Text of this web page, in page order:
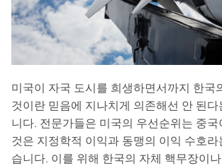
미국이 자국 도시를 희생하면서까지 한국
것이란 믿음에 지나치게 의존해선 안 된
니다. 전문가들은 미국의 우선순위는 중
것은 지정학적 이익과 동맹의 이익 수호라
습니다. 이를 위해 한국의 자체 핵무장이